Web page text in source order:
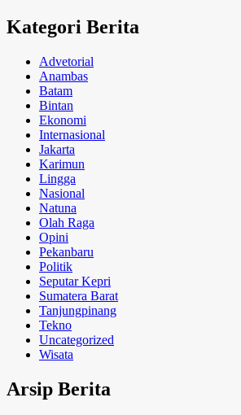
Kategori Berita
Advetorial
Anambas
Batam
Bintan
Ekonomi
Internasional
Jakarta
Karimun
Lingga
Nasional
Natuna
Olah Raga
Opini
Pekanbaru
Politik
Seputar Kepri
Sumatera Barat
Tanjungpinang
Tekno
Uncategorized
Wisata
Arsip Berita